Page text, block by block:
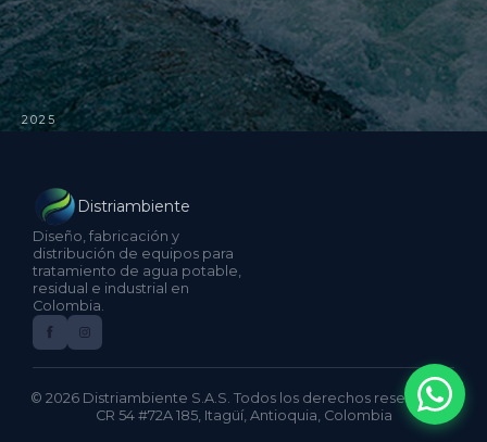
2025
Distriambiente
Diseño, fabricación y
distribución de equipos para
tratamiento de agua potable,
residual e industrial en
Colombia.
© 2026 Distriambiente S.A.S. Todos los derechos reservados.
CR 54 #72A 185, Itagüí, Antioquia, Colombia